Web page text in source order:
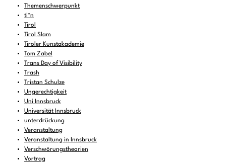
Themenschwerpunkt
ti*n
Tirol
Tirol Slam
Tiroler Kunstakademie
Tom Zabel
Trans Day of Visibility
Trash
Tristan Schulze
Ungerechtigkeit
Uni Innsbruck
Universität Innsbruck
unterdrückung
Veranstaltung
Veranstaltung in Innsbruck
Verschwörungstheorien
Vortrag